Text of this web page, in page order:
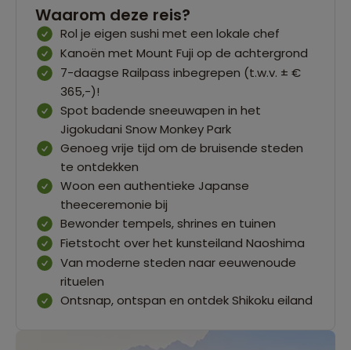
Waarom deze reis?
Rol je eigen sushi met een lokale chef
Kanoën met Mount Fuji op de achtergrond
7-daagse Railpass inbegrepen (t.w.v. ± €
365,-)!
Spot badende sneeuwapen in het
Jigokudani Snow Monkey Park
Genoeg vrije tijd om de bruisende steden
te ontdekken
Woon een authentieke Japanse
theeceremonie bij
Bewonder tempels, shrines en tuinen
Fietstocht over het kunsteiland Naoshima
Van moderne steden naar eeuwenoude
rituelen
Ontsnap, ontspan en ontdek Shikoku eiland